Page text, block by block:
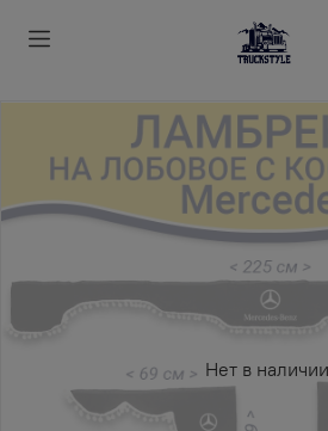
Нет в наличии